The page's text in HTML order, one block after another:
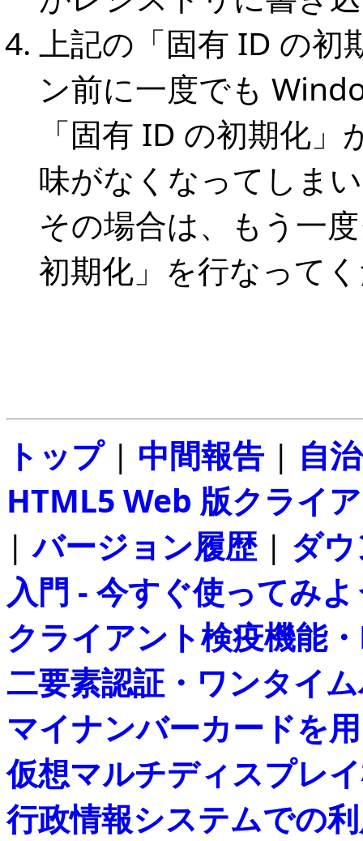
上記の「固有 ID の初
ン前に一度でも
「固有 ID の初期化
味がなくなってしま
その場合は、もう一
初期化」を行なって
トップ| 中間報告| 自
HTML5 Web 版クライ
|バージョン履歴| ダ
入門 - 今すぐ使ってみ
クライアント検疫機能
二要素認証・ワンタイ
マイナンバーカードを
仮想マルチディスプレ
行政情報システムでの